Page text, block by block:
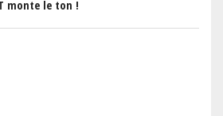
monte le ton !